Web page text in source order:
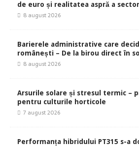
de euro și realitatea aspră a
8 august 2026
Barierele administrative care
românești – De la birou direct în
8 august 2026
Arsurile solare și stresul termic –
pentru culturile horticole
7 august 2026
Performanța hibridului PT315 s-a